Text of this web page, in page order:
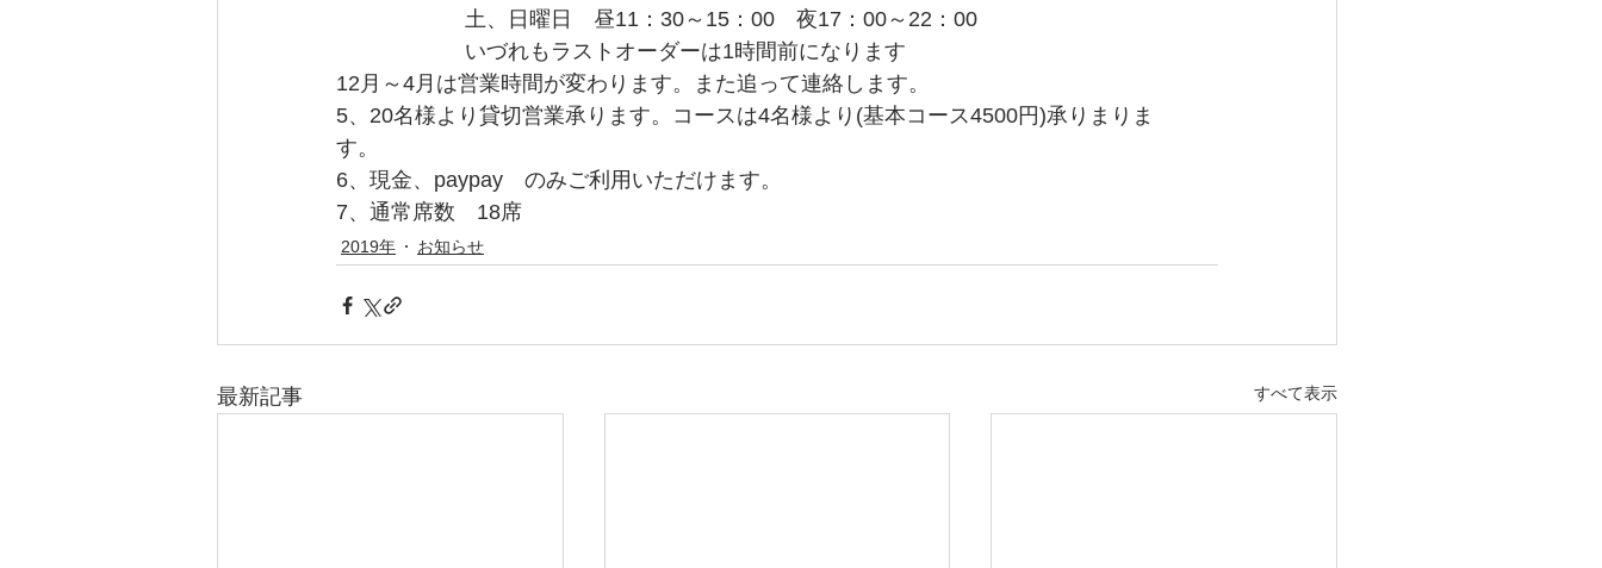
土、日曜日　昼11：30～15：00　夜17：00～22：00
いづれもラストオーダーは1時間前になります
12月～4月は営業時間が変わります。また追って連絡します。
5、20名様より貸切営業承ります。コースは4名様より(基本コース4500円)承りまりま
す。
6、現金、paypay　のみご利用いただけます。
7、通常席数　18席
2019年 お知らせ
最新記事 すべて表示